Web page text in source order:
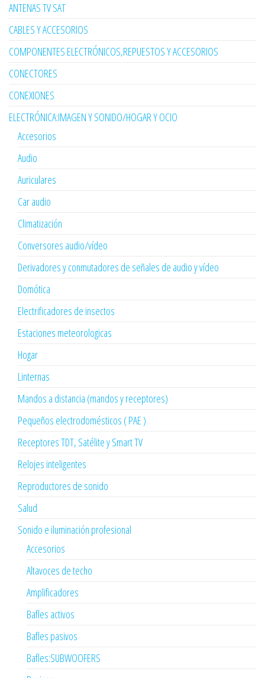
ANTENAS TV SAT
CABLES Y ACCESORIOS
COMPONENTES ELECTRÓNICOS,REPUESTOS Y ACCESORIOS
CONECTORES
CONEXIONES
ELECTRÓNICA:IMAGEN Y SONIDO/HOGAR Y OCIO
Accesorios
Audio
Auriculares
Car audio
Climatización
Conversores audio/vídeo
Derivadores y conmutadores de señales de audio y vídeo
Domótica
Electrificadores de insectos
Estaciones meteorologicas
Hogar
Linternas
Mandos a distancia (mandos y receptores)
Pequeños electrodomésticos ( PAE )
Receptores TDT, Satélite y Smart TV
Relojes inteligentes
Reproductores de sonido
Salud
Sonido e iluminación profesional
Accesorios
Altavoces de techo
Amplificadores
Bafles activos
Bafles pasivos
Bafles:SUBWOOFERS